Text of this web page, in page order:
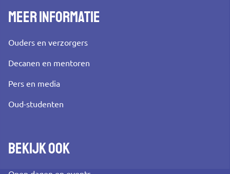
Meer informatie
Ouders en verzorgers
Decanen en mentoren
Pers en media
Oud-studenten
Bekijk ook